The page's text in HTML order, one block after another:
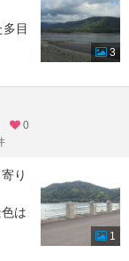
目
3
0
り
は
1